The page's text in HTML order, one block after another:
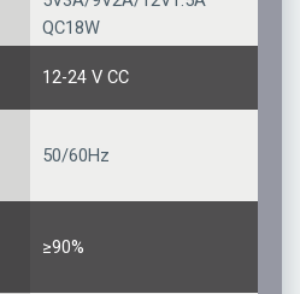
QC18W
12-24 V CC
50/60Hz
≥90%